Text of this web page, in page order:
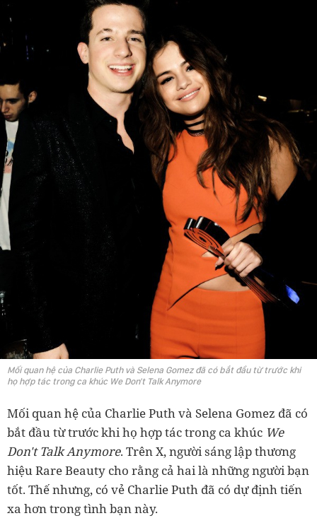
Mối quan hệ của Charlie Puth và Selena Gomez đã có bắt đầu từ trước khi
họ hợp tác trong ca khúc We Don't Talk Anymore
Mối quan hệ của Charlie Puth và Selena Gomez đã có
bắt đầu từ trước khi họ hợp tác trong ca khúc We
Don't Talk Anymore. Trên X, người sáng lập thương
hiệu Rare Beauty cho rằng cả hai là những người bạn
tốt. Thế nhưng, có vẻ Charlie Puth đã có dự định tiến
xa hơn trong tình bạn này.